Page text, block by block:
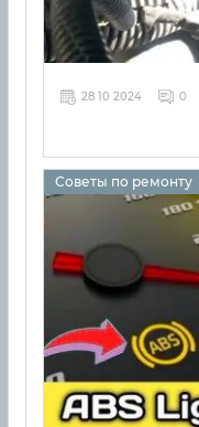
28 10 2024 0
Советы по ремонту